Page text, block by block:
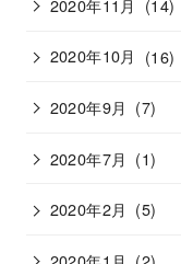
2020年11月 (14)
2020年10月 (16)
2020年9月 (7)
2020年7月 (1)
2020年2月 (5)